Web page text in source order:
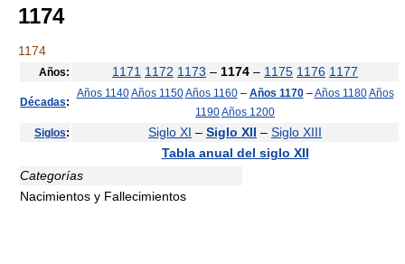
1174
1174
Años: 1171 1172 1173 – 1174 – 1175 1176 1177
Décadas:
Años 1140Años 1150Años 1160– Años 1170–Años 1180Años
1190Años 1200
Siglos: Siglo XI – Siglo XII – Siglo XIII
Tabla anual del siglo XII
Categorías
Nacimientos y Fallecimientos